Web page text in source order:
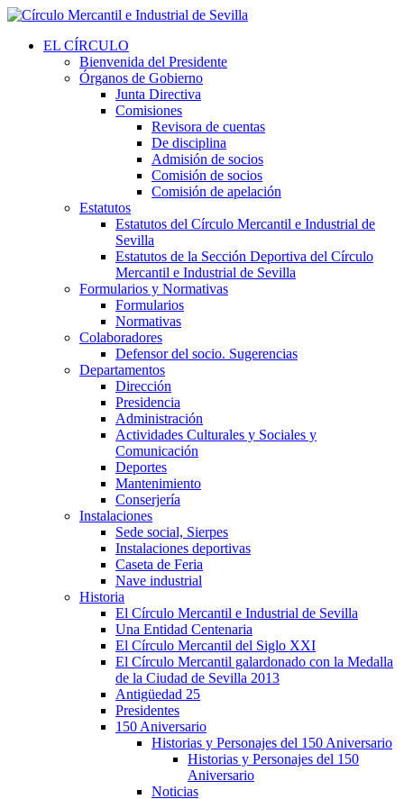
EL CÍRCULO
Bienvenida del Presidente
Órganos de Gobierno
Junta Directiva
Comisiones
Revisora de cuentas
De disciplina
Admisión de socios
Comisión de socios
Comisión de apelación
Estatutos
Estatutos del Círculo Mercantil e Industrial de
Sevilla
Estatutos de la Sección Deportiva del Círculo
Mercantil e Industrial de Sevilla
Formularios y Normativas
Formularios
Normativas
Colaboradores
Defensor del socio. Sugerencias
Departamentos
Dirección
Presidencia
Administración
Actividades Culturales y Sociales y
Comunicación
Deportes
Mantenimiento
Conserjería
Instalaciones
Sede social, Sierpes
Instalaciones deportivas
Caseta de Feria
Nave industrial
Historia
El Círculo Mercantil e Industrial de Sevilla
Una Entidad Centenaria
El Círculo Mercantil del Siglo XXI
El Círculo Mercantil galardonado con la Medalla
de la Ciudad de Sevilla 2013
Antigüedad 25
Presidentes
150 Aniversario
Historias y Personajes del 150 Aniversario
Historias y Personajes del 150
Aniversario
Noticias